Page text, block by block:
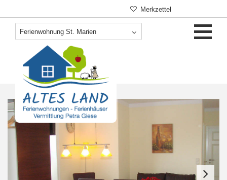
Navigation
Merkzettel
Ferienwohnung St. Marien